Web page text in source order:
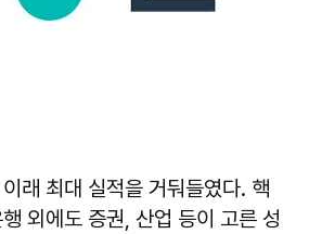
래 최대 실적을 거둬들였다. 핵
외에도 증권, 산업 등이 고른 성